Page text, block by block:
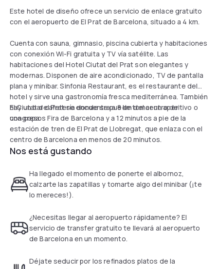
Este hotel de diseño ofrece un servicio de enlace gratuito
con el aeropuerto de El Prat de Barcelona, situado a 4 km.
Cuenta con sauna, gimnasio, piscina cubierta y habitaciones
con conexión Wi-Fi gratuita y TV vía satélite. Las
habitaciones del Hotel Ciutat del Prat son elegantes y
modernas. Disponen de aire acondicionado, TV de pantalla
plana y minibar. Sinfonia Restaurant, es el restaurante del
hotel y sirve una gastronomía fresca mediterránea. También
hay un bar cafetería donde se puede tomar un aperitivo o
una copa.
El Ciutat del Prat se encuentra a 8 km del centro de
congresos Fira de Barcelona y a 12 minutos a pie de la
estación de tren de El Prat de Llobregat, que enlaza con el
centro de Barcelona en menos de 20 minutos.
Nos está gustando
Ha llegado el momento de ponerte el albornoz,
calzarte las zapatillas y tomarte algo del minibar (¡te
lo mereces!).
¿Necesitas llegar al aeropuerto rápidamente? El
servicio de transfer gratuito te llevará al aeropuerto
de Barcelona en un momento.
Déjate seducir por los refinados platos de la